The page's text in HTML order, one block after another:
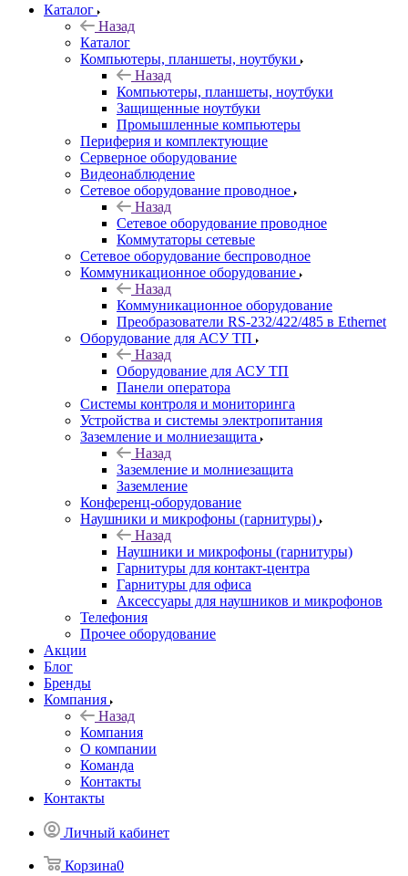
Каталог
Назад
Каталог
Компьютеры, планшеты, ноутбуки
Назад
Компьютеры, планшеты, ноутбуки
Защищенные ноутбуки
Промышленные компьютеры
Периферия и комплектующие
Серверное оборудование
Видеонаблюдение
Сетевое оборудование проводное
Назад
Сетевое оборудование проводное
Коммутаторы сетевые
Сетевое оборудование беспроводное
Коммуникационное оборудование
Назад
Коммуникационное оборудование
Преобразователи RS-232/422/485 в Ethernet
Оборудование для АСУ ТП
Назад
Оборудование для АСУ ТП
Панели оператора
Системы контроля и мониторинга
Устройства и системы электропитания
Заземление и молниезащита
Назад
Заземление и молниезащита
Заземление
Конференц-оборудование
Наушники и микрофоны (гарнитуры)
Назад
Наушники и микрофоны (гарнитуры)
Гарнитуры для контакт-центра
Гарнитуры для офиса
Аксессуары для наушников и микрофонов
Телефония
Прочее оборудование
Акции
Блог
Бренды
Компания
Назад
Компания
О компании
Команда
Контакты
Контакты
Личный кабинет
Корзина0